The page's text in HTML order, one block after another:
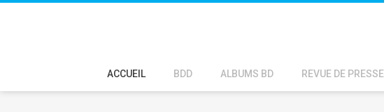
ACCUEIL BDD ALBUMS BD REVUE DE PRESSE